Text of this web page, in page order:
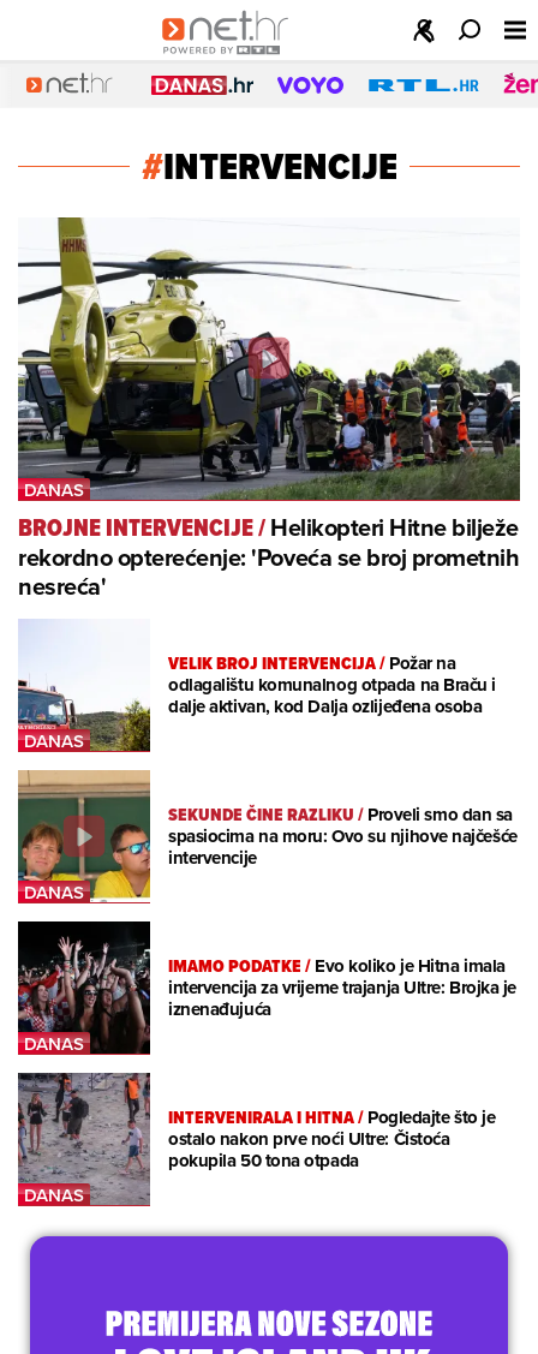
#INTERVENCIJE
BROJNE INTERVENCIJE/Helikopteri Hitne bilježe
rekordno opterećenje: 'Poveća se broj prometnih
nesreća'
VELIK BROJ INTERVENCIJA/Požar na
odlagalištu komunalnog otpada na Braču i
dalje aktivan, kod Dalja ozlijeđena osoba
SEKUNDE ČINE RAZLIKU/Proveli smo dan sa
spasiocima na moru: Ovo su njihove najčešće
intervencije
IMAMO PODATKE/Evo koliko je Hitna imala
intervencija za vrijeme trajanja Ultre: Brojka je
iznenađujuća
INTERVENIRALA I HITNA/Pogledajte što je
ostalo nakon prve noći Ultre: Čistoća
pokupila 50 tona otpada